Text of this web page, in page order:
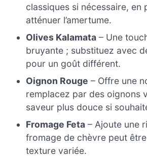
classiques si nécessaire, en
atténuer l’amertume.
Olives Kalamata – Une
bruyante ; substituez avec
pour un goût différent.
Oignon Rouge – Offre une
remplacez par des oignons
saveur plus douce si
Fromage Feta – Ajoute une
fromage de chèvre peut
texture variée.